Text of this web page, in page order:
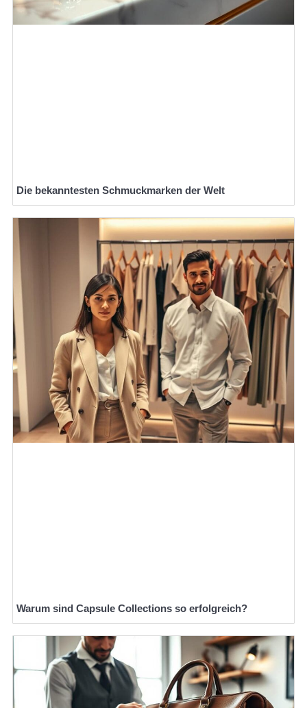
Die bekanntesten Schmuckmarken der Welt
Warum sind Capsule Collections so erfolgreich?